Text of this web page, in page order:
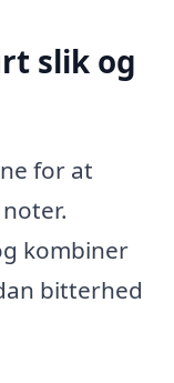
slik og
for at
kombiner
bitterhed